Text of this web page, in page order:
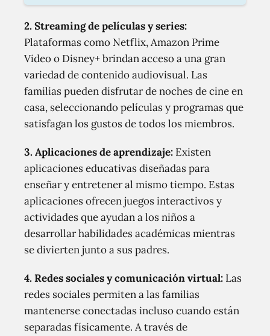
2. Streaming de películas y series:
Plataformas como Netflix, Amazon Prime
Video o Disney+ brindan acceso a una gran
variedad de contenido audiovisual. Las
familias pueden disfrutar de noches de cine en
casa, seleccionando películas y programas que
satisfagan los gustos de todos los miembros.
3. Aplicaciones de aprendizaje: Existen
aplicaciones educativas diseñadas para
enseñar y entretener al mismo tiempo. Estas
aplicaciones ofrecen juegos interactivos y
actividades que ayudan a los niños a
desarrollar habilidades académicas mientras
se divierten junto a sus padres.
4. Redes sociales y comunicación virtual: Las
redes sociales permiten a las familias
mantenerse conectadas incluso cuando están
separadas físicamente. A través de